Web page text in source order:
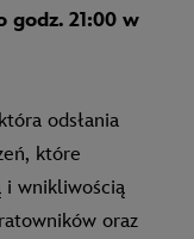
godz. 21:00 w
odsłania
które
i wnikliwością
oraz